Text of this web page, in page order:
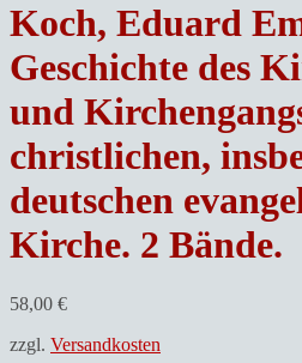
Koch, Eduard
Geschichte des
und
christlichen,
deutschen
Kirche. 2 Bände.
58,00 €
zzgl. Versandkosten